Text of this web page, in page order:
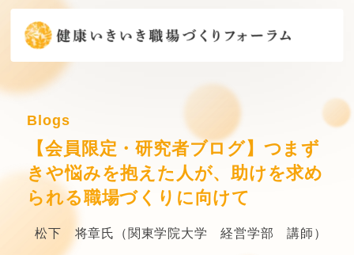
Blogs
【会員限定・研究者ブログ】つまず
きや悩みを抱えた人が、助けを求め
られる職場づくりに向けて
松下 将章氏（関東学院大学 経営学部 講師）